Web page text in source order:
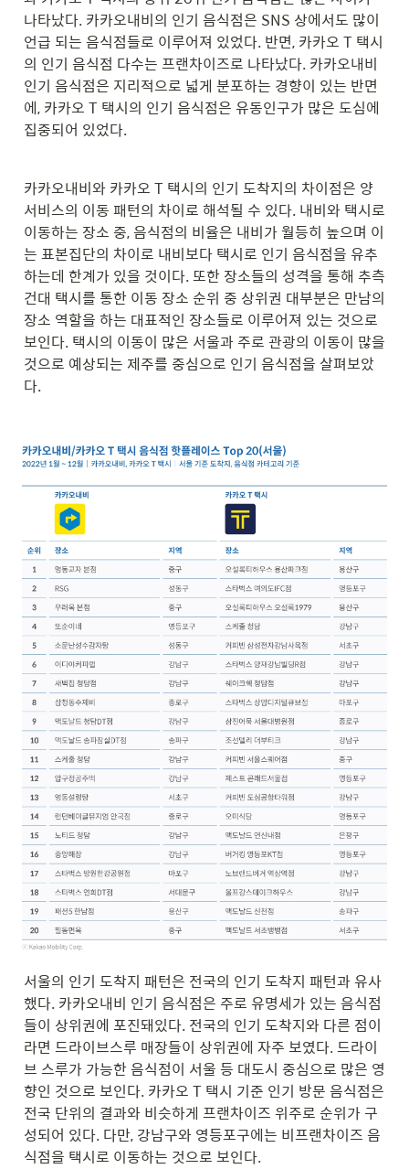
나타났다. 카카오내비의 인기 음식점은 SNS 상에서도 많이
언급 되는 음식점들로 이루어져 있었다. 반면, 카카오 T 택시
의 인기 음식점 다수는 프랜차이즈로 나타났다. 카카오내비
인기 음식점은 지리적으로 넓게 분포하는 경향이 있는 반면
에, 카카오 T 택시의 인기 음식점은 유동인구가 많은 도심에
집중되어 있었다.
카카오내비와 카카오 T 택시의 인기 도착지의 차이점은 양
서비스의 이동 패턴의 차이로 해석될 수 있다. 내비와 택시로
이동하는 장소 중, 음식점의 비율은 내비가 월등히 높으며 이
는 표본집단의 차이로 내비보다 택시로 인기 음식점을 유추
하는데 한계가 있을 것이다. 또한 장소들의 성격을 통해 추측
건대 택시를 통한 이동 장소 순위 중 상위권 대부분은 만남의
장소 역할을 하는 대표적인 장소들로 이루어져 있는 것으로
보인다. 택시의 이동이 많은 서울과 주로 관광의 이동이 많을
것으로 예상되는 제주를 중심으로 인기 음식점을 살펴보았
다.
서울의 인기 도착지 패턴은 전국의 인기 도착지 패턴과 유사
했다. 카카오내비 인기 음식점은 주로 유명세가 있는 음식점
들이 상위권에 포진돼있다. 전국의 인기 도착지와 다른 점이
라면 드라이브스루 매장들이 상위권에 자주 보였다. 드라이
브 스루가 가능한 음식점이 서울 등 대도시 중심으로 많은 영
향인 것으로 보인다. 카카오 T 택시 기준 인기 방문 음식점은
전국 단위의 결과와 비슷하게 프랜차이즈 위주로 순위가 구
성되어 있다. 다만, 강남구와 영등포구에는 비프랜차이즈 음
식점을 택시로 이동하는 것으로 보인다.